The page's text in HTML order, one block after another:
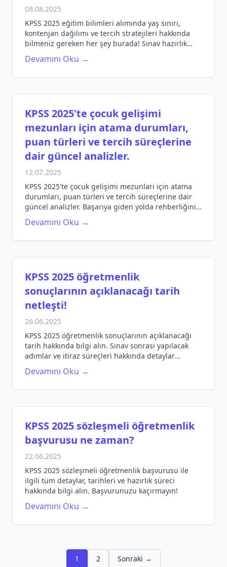
08.08.2025
KPSS 2025 eğitim bilimleri alımında yaş sınırı,
kontenjan dağılımı ve tercih stratejileri hakkında
bilmeniz gereken her şey burada! Sınav hazırlık
sürecinizi planlayın ve başarıya ulaşın.
Devamını Oku →
KPSS 2025'te çocuk gelişimi
mezunları için atama durumları,
puan türleri ve tercih süreçlerine
dair güncel analizler.
12.07.2025
KPSS 2025'te çocuk gelişimi mezunları için atama
durumları, puan türleri ve tercih süreçlerine dair
güncel analizler. Başarıya giden yolda rehberliğinizi
yapın.
Devamını Oku →
KPSS 2025 öğretmenlik
sonuçlarının açıklanacağı tarih
netleşti!
26.06.2025
KPSS 2025 öğretmenlik sonuçlarının açıklanacağı
tarih hakkında bilgi alın. Sınav sonrası yapılacak
adımlar ve itiraz süreçleri hakkında detaylar
burada!
Devamını Oku →
KPSS 2025 sözleşmeli öğretmenlik
başvurusu ne zaman?
22.06.2025
KPSS 2025 sözleşmeli öğretmenlik başvurusu ile
ilgili tüm detaylar, tarihleri ve hazırlık süreci
hakkında bilgi alın. Başvurunuzu kaçırmayın!
Devamını Oku →
1 2 Sonraki →